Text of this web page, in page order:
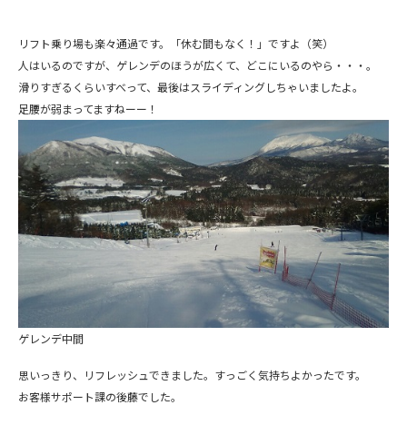
リフト乗り場も楽々通過です。「休む間もなく！」ですよ（笑）
人はいるのですが、ゲレンデのほうが広くて、どこにいるのやら・・・。
滑りすぎるくらいすべって、最後はスライディングしちゃいましたよ。
足腰が弱まってますねーー！
ゲレンデ中間
思いっきり、リフレッシュできました。すっごく気持ちよかったです。
お客様サポート課の後藤でした。